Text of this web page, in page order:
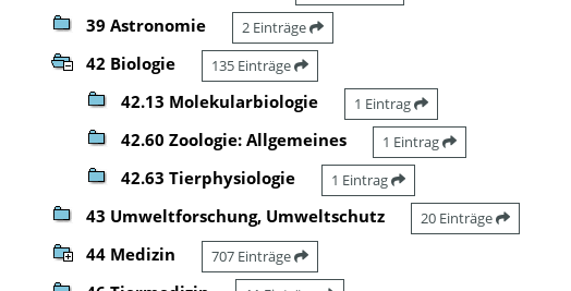
39 Astronomie 2 Einträge
42 Biologie 135 Einträge
42.13 Molekularbiologie 1 Eintrag
42.60 Zoologie: Allgemeines 1 Eintrag
42.63 Tierphysiologie 1 Eintrag
43 Umweltforschung, Umweltschutz 20 Einträge
44 Medizin 707 Einträge